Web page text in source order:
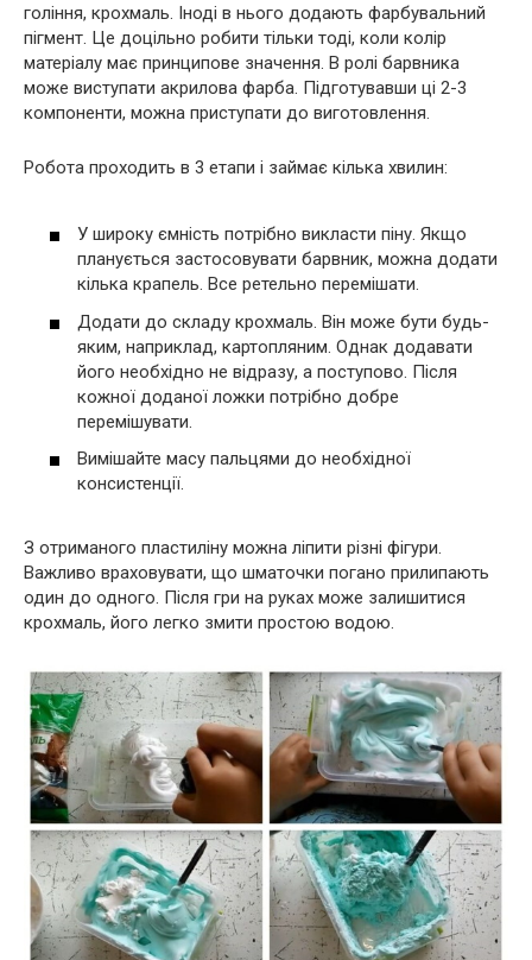
гоління, крохмаль. Іноді в нього додають фарбувальний
пігмент. Це доцільно робити тільки тоді, коли колір
матеріалу має принципове значення. В ролі барвника
може виступати акрилова фарба. Підготувавши ці 2-3
компоненти, можна приступати до виготовлення.
Робота проходить в 3 етапи і займає кілька хвилин:
У широку ємність потрібно викласти піну. Якщо
планується застосовувати барвник, можна додати
кілька крапель. Все ретельно перемішати.
Додати до складу крохмаль. Він може бути будь-
яким, наприклад, картопляним. Однак додавати
його необхідно не відразу, а поступово. Після
кожної доданої ложки потрібно добре
перемішувати.
Вимішайте масу пальцями до необхідної
консистенції.
З отриманого пластиліну можна ліпити різні фігури.
Важливо враховувати, що шматочки погано прилипають
один до одного. Після гри на руках може залишитися
крохмаль, його легко змити простою водою.